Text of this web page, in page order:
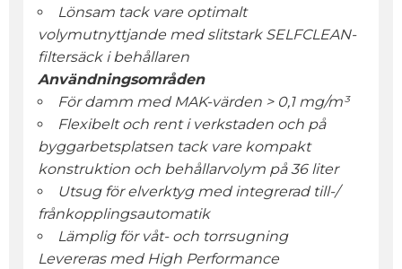
Lönsam tack vare optimalt
volymutnyttjande med slitstark SELFCLEAN-
filtersäck i behållaren
Användningsområden
För damm med MAK-värden > 0,1 mg/m³
Flexibelt och rent i verkstaden och på
byggarbetsplatsen tack vare kompakt
konstruktion och behållarvolym på 36 liter
Utsug för elverktyg med integrerad till-/
frånkopplingsautomatik
Lämplig för våt- och torrsugning
Levereras med High Performance